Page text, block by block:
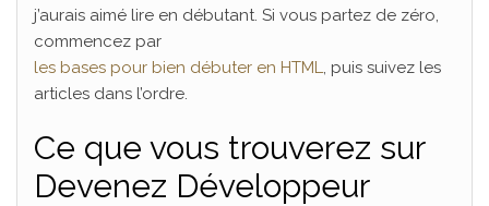
j’aurais aimé lire en débutant. Si vous partez de zéro,
commencez par
les bases pour bien débuter en HTML, puis suivez les
articles dans l’ordre.
Ce que vous trouverez sur
Devenez Développeur